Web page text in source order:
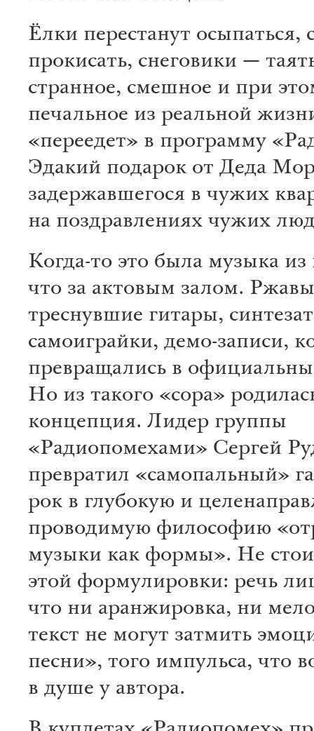
Ёлки перестанут осыпаться,
прокисать, снеговики —
странное, смешное и при
печальное из реальной
«переедет» в программу
Эдакий подарок от Деда
задержавшегося в чужих
на поздравлениях чужих
Когда-то это была музыка
что за актовым залом.
треснувшие гитары,
самоиграйки, демо-записи,
превращались в
Но из такого «сора»
концепция. Лидер группы
«Радиопомехами» Сергей
превратил «самопальный»
рок в глубокую и
проводимую философию
музыки как формы». Не
этой формулировки: речь
что ни аранжировка, ни
текст не могут затмить
песни», того импульса, что
в душе у автора.